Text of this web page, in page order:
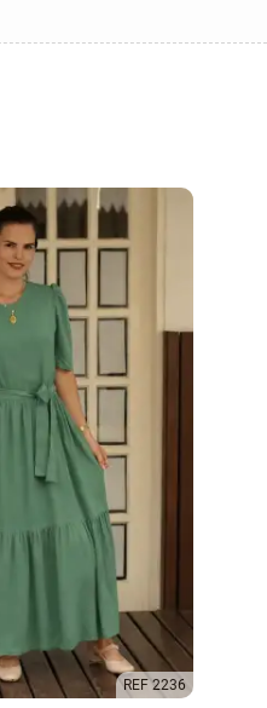
REF 2236